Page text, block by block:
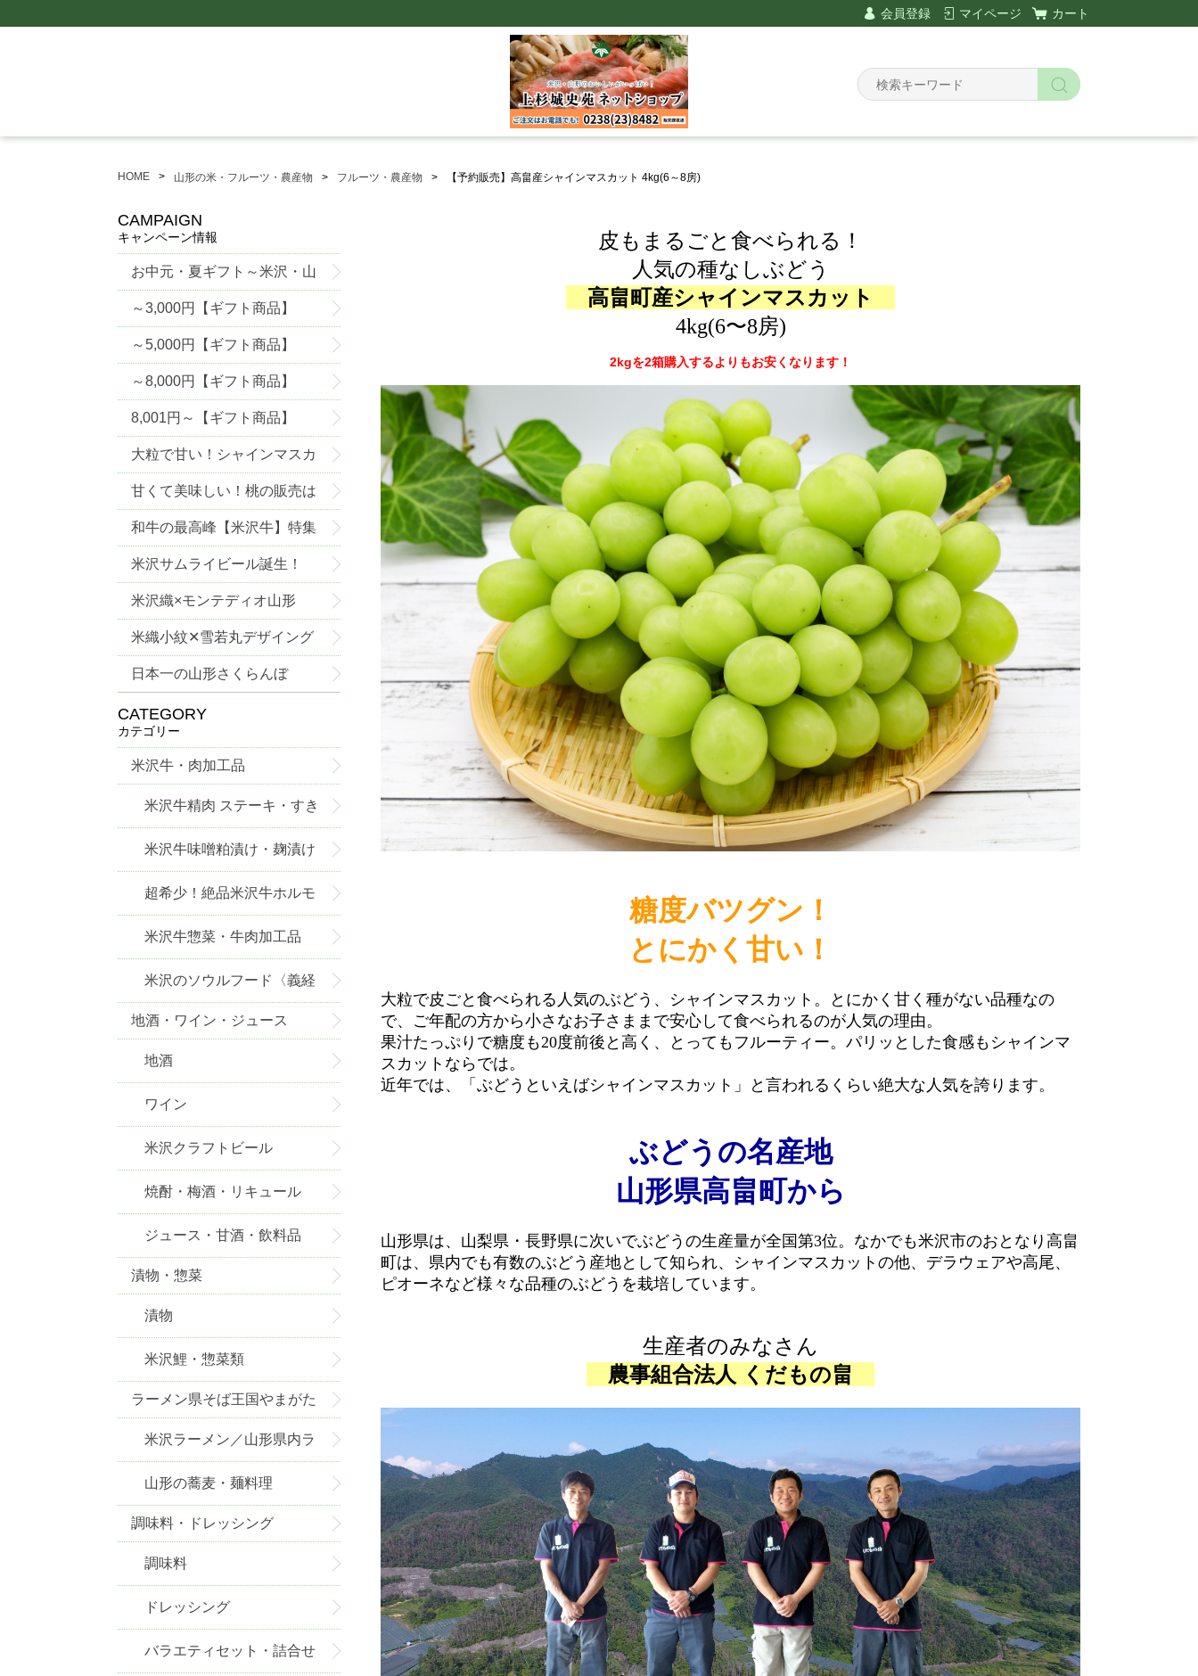
会員登録 マイページ カート
HOME 山形の米・フルーツ・農産物 フルーツ・農産物 【予約販売】高畠産シャインマスカット 4kg(6～8房)
皮もまるごと食べられる！
人気の種なしぶどう
高畠町産シャインマスカット
4kg(6〜8房)
2kgを2箱購入するよりもお安くなります！
糖度バツグン！
とにかく甘い！
大粒で皮ごと食べられる人気のぶどう、シャインマスカット。とにかく甘く種がない品種なの
で、ご年配の方から小さなお子さままで安心して食べられるのが人気の理由。
果汁たっぷりで糖度も20度前後と高く、とってもフルーティー。パリッとした食感もシャインマ
スカットならでは。
近年では、「ぶどうといえばシャインマスカット」と言われるくらい絶大な人気を誇ります。
ぶどうの名産地
山形県高畠町から
山形県は、山梨県・長野県に次いでぶどうの生産量が全国第3位。なかでも米沢市のおとなり高畠
町は、県内でも有数のぶどう産地として知られ、シャインマスカットの他、デラウェアや高尾、
ピオーネなど様々な品種のぶどうを栽培しています。
生産者のみなさん
農事組合法人 くだもの畠
CAMPAIGN
キャンペーン情報
お中元・夏ギフト～米沢・山
形グルメ特集～
～3,000円【ギフト商品】
～5,000円【ギフト商品】
～8,000円【ギフト商品】
8,001円～【ギフト商品】
大粒で甘い！シャインマスカ
ットご予約承り中！
甘くて美味しい！桃の販売は
じめました！
和牛の最高峰【米沢牛】特集
米沢サムライビール誕生！
米沢織×モンテディオ山形
米織小紋✕雪若丸デザイング
ッズ
日本一の山形さくらんぼ
CATEGORY
カテゴリー
米沢牛・肉加工品
米沢牛精肉 ステーキ・すき
焼き・しゃぶしゃぶ・焼肉
米沢牛味噌粕漬け・麹漬け
超希少！絶品米沢牛ホルモ
ン米沢牛惣菜・牛肉加工品
米沢のソウルフード〈義経
焼〉
地酒・ワイン・ジュース
地酒
ワイン
米沢クラフトビール
焼酎・梅酒・リキュール
ジュース・甘酒・飲料品
漬物・惣菜
漬物
米沢鯉・惣菜類
ラーメン県そば王国やまがた
米沢ラーメン／山形県内ラ
ーメン
山形の蕎麦・麺料理
調味料・ドレッシング
調味料
ドレッシング
バラエティセット・詰合せ